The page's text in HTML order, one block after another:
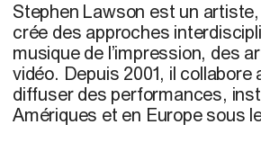
Stephen Lawson est un
crée des approches
musique de l’impression, des
vidéo. Depuis 2001, il collabore
diffuser des performances,
Amériques et en Europe sous